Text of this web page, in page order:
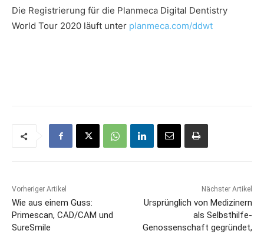
Die Registrierung für die Planmeca Digital Dentistry
World Tour 2020 läuft unter planmeca.com/ddwt
Vorheriger Artikel
Wie aus einem Guss:
Primescan, CAD/CAM und
SureSmile
Nächster Artikel
Ursprünglich von Medizinern
als Selbsthilfe-
Genossenschaft gegründet,